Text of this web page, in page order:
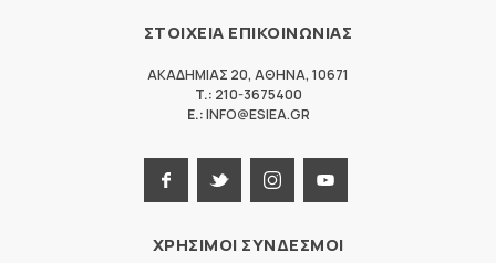
ΣΤΟΙΧΕΙΑ ΕΠΙΚΟΙΝΩΝΙΑΣ
ΑΚΑΔΗΜΙΑΣ 20, ΑΘΗΝΑ, 10671
T.: 210-3675400
E.:INFO@ESIEA.GR
ΧΡΗΣΙΜΟΙ ΣΥΝΔΕΣΜΟΙ